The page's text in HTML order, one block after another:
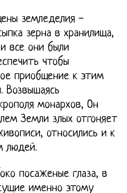
земледелия -
зерна в хранилища,
все они были
чтобы
приобщение к этим
Возвышаясь
монархов, Он
Земли злых отгоняет
относились и к
людей.
посаженые глаза, в
именно этому